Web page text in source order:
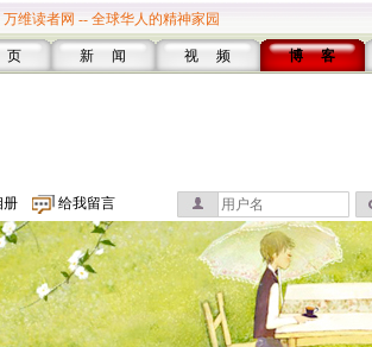
万维读者网 -- 全球华人的精神家园
新 闻 视 频 博 客
册 给我留言